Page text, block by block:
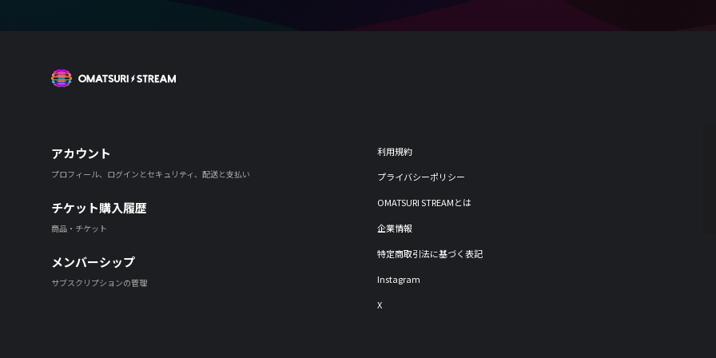
アカウント
プロフィール、ログインとセキュリティ、配送と支払い
チケット購入履歴
商品・チケット
メンバーシップ
サブスクリプションの管理
利用規約
プライバシーポリシー
OMATSURI STREAMとは
企業情報
特定商取引法に基づく表記
Instagram
X